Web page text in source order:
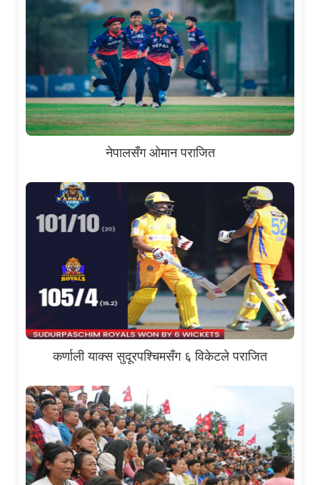
नेपालसँग ओमान पराजित
कर्णाली याक्स सुदूरपश्चिमसँग ६ विकेटले पराजित